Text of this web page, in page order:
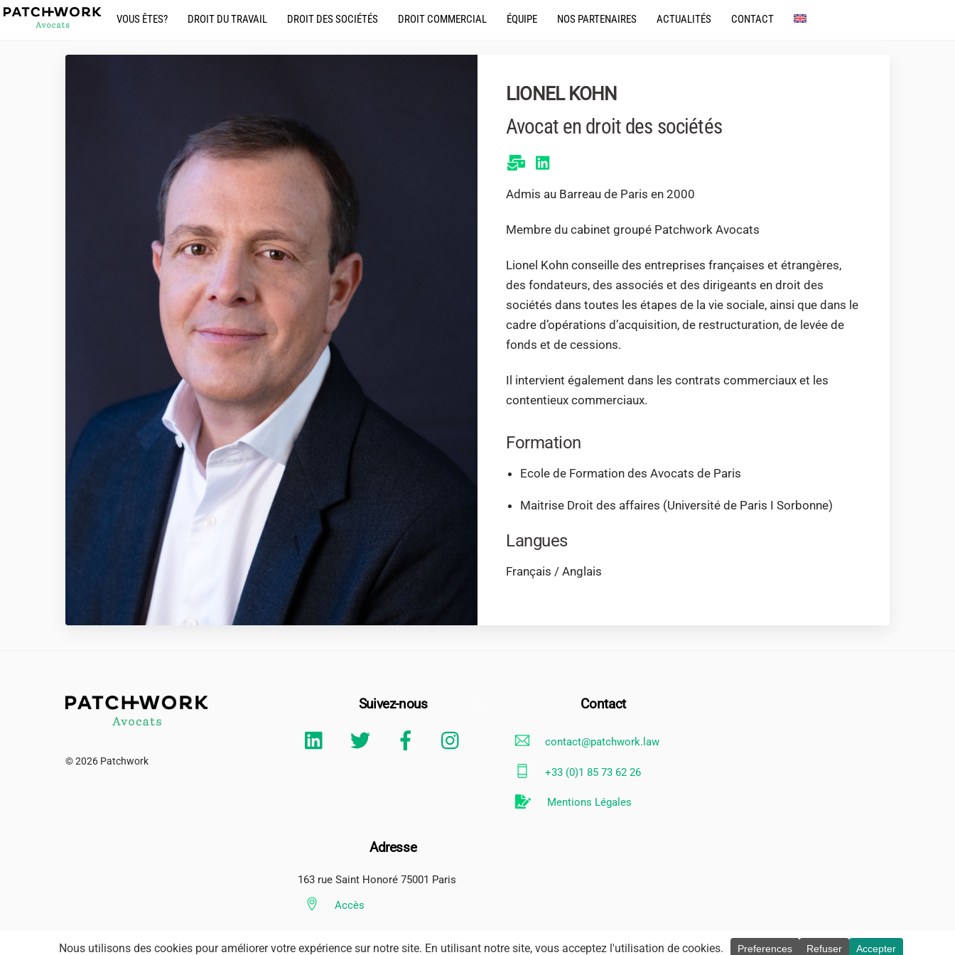
Skip
VOUS ÊTES? DROIT DU TRAVAIL DROIT DES SOCIÉTÉS DROIT COMMERCIAL ÉQUIPE NOS PARTENAIRES ACTUALITÉS CONTACT
LIONEL KOHN
Avocat en droit des sociétés
Admis au Barreau de Paris en 2000
Membre du cabinet groupé Patchwork Avocats
Lionel Kohn conseille des entreprises françaises et étrangères,
des fondateurs, des associés et des dirigeants en droit des
sociétés dans toutes les étapes de la vie sociale, ainsi que dans le
cadre d’opérations d’acquisition, de restructuration, de levée de
fonds et de cessions.
Il intervient également dans les contrats commerciaux et les
contentieux commerciaux.
Formation
Ecole de Formation des Avocats de Paris
Maitrise Droit des affaires (Université de Paris I Sorbonne)
Langues
Français / Anglais
© 2026 Patchwork
Suivez-nous
Linkedin Twitter Facebook
Contact
contact@patchwork.law
+33 (0)1 85 73 62 26
Mentions Légales
Adresse
163 rue Saint Honoré 75001 Paris
Accès